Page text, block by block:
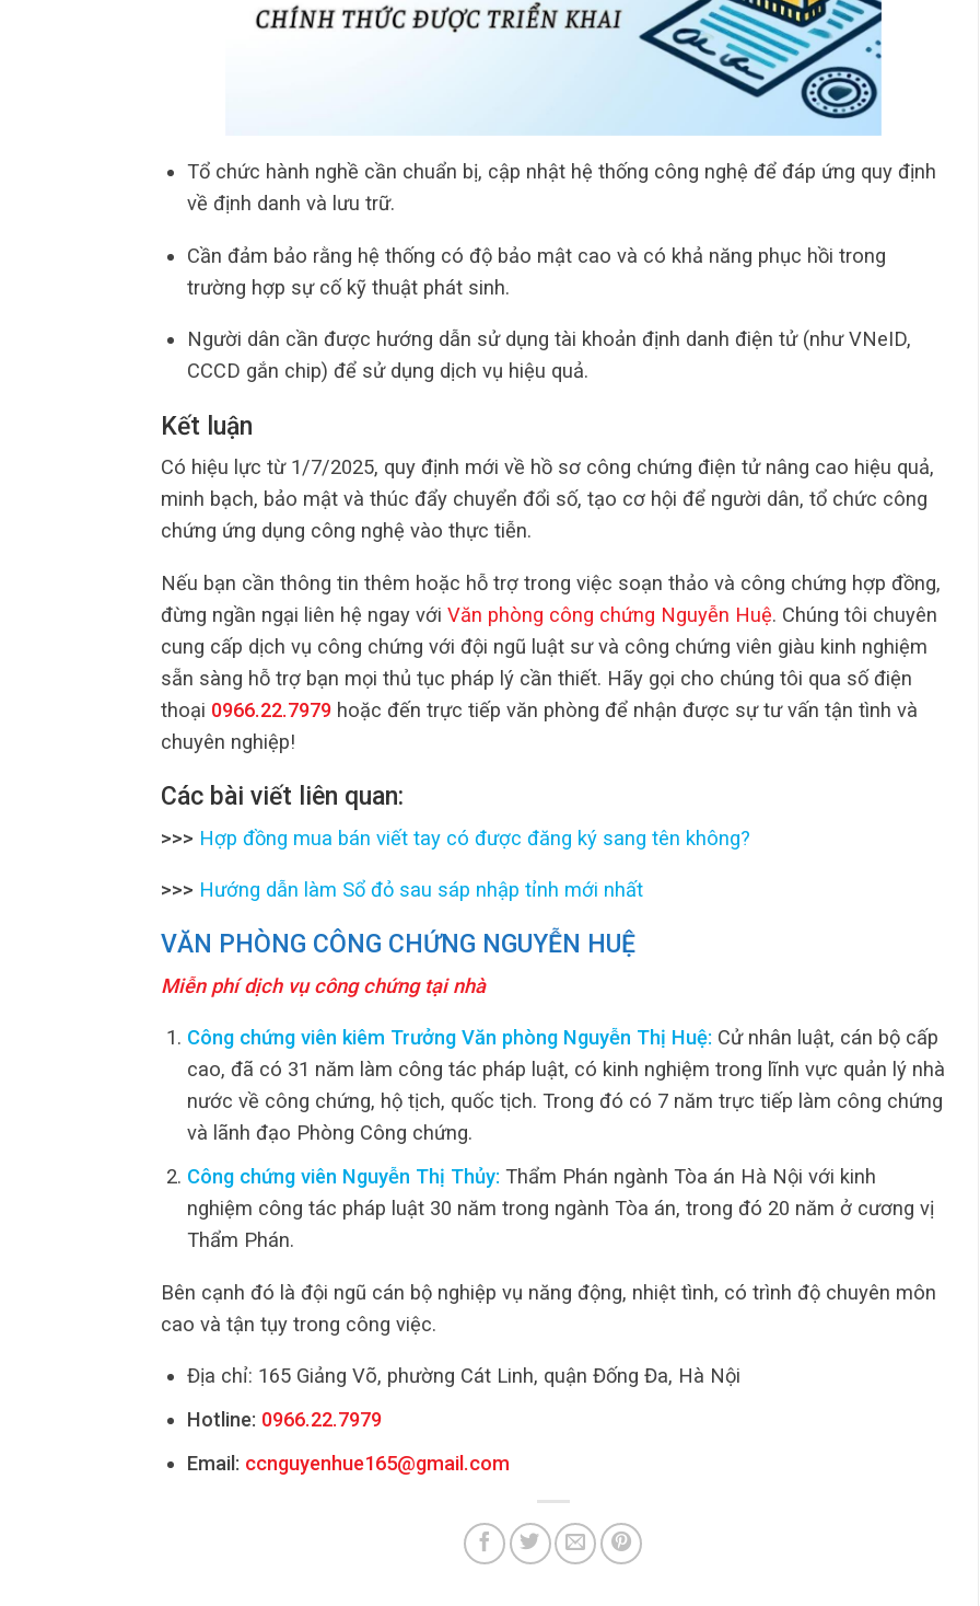
Tổ chức hành nghề cần chuẩn bị, cập nhật hệ thống công nghệ để đáp ứng quy định
về định danh và lưu trữ.
Cần đảm bảo rằng hệ thống có độ bảo mật cao và có khả năng phục hồi trong
trường hợp sự cố kỹ thuật phát sinh.
Người dân cần được hướng dẫn sử dụng tài khoản định danh điện tử (như VNeID,
CCCD gắn chip) để sử dụng dịch vụ hiệu quả.
Kết luận
Có hiệu lực từ 1/7/2025, quy định mới về hồ sơ công chứng điện tử nâng cao hiệu quả,
minh bạch, bảo mật và thúc đẩy chuyển đổi số, tạo cơ hội để người dân, tổ chức công
chứng ứng dụng công nghệ vào thực tiễn.
Nếu bạn cần thông tin thêm hoặc hỗ trợ trong việc soạn thảo và công chứng hợp đồng,
đừng ngần ngại liên hệ ngay với Văn phòng công chứng Nguyễn Huệ. Chúng tôi chuyên
cung cấp dịch vụ công chứng với đội ngũ luật sư và công chứng viên giàu kinh nghiệm
sẵn sàng hỗ trợ bạn mọi thủ tục pháp lý cần thiết. Hãy gọi cho chúng tôi qua số điện
thoại 0966.22.7979 hoặc đến trực tiếp văn phòng để nhận được sự tư vấn tận tình và
chuyên nghiệp!
Các bài viết liên quan:
>>> Hợp đồng mua bán viết tay có được đăng ký sang tên không?
>>> Hướng dẫn làm Sổ đỏ sau sáp nhập tỉnh mới nhất
VĂN PHÒNG CÔNG CHỨNG NGUYỄN HUỆ
Miễn phí dịch vụ công chứng tại nhà
Công chứng viên kiêm Trưởng Văn phòng Nguyễn Thị Huệ: Cử nhân luật, cán bộ cấp
cao, đã có 31 năm làm công tác pháp luật, có kinh nghiệm trong lĩnh vực quản lý nhà
nước về công chứng, hộ tịch, quốc tịch. Trong đó có 7 năm trực tiếp làm công chứng
và lãnh đạo Phòng Công chứng.
Công chứng viên Nguyễn Thị Thủy: Thẩm Phán ngành Tòa án Hà Nội với kinh
nghiệm công tác pháp luật 30 năm trong ngành Tòa án, trong đó 20 năm ở cương vị
Thẩm Phán.
Bên cạnh đó là đội ngũ cán bộ nghiệp vụ năng động, nhiệt tình, có trình độ chuyên môn
cao và tận tụy trong công việc.
Địa chỉ: 165 Giảng Võ, phường Cát Linh, quận Đống Đa, Hà Nội
Hotline: 0966.22.7979
Email: ccnguyenhue165@gmail.com